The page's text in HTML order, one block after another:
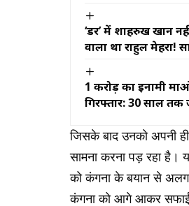
‘डर’ में शाहरुख खान
वाला था राहुल मेहरा!
₹1 करोड़ का इनामी
गिरफ्तार: 30 साल तक
की वजह
जिसके बाद उनको अपनी
सामना करना पड़ रहा है।
को कंगना के बयान से
कंगना को आगे आकर सफाई